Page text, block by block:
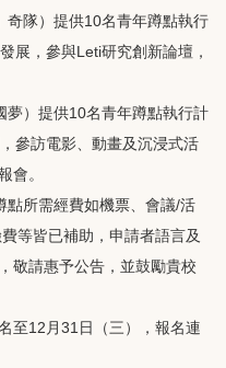
隊）提供10名青年蹲點執行
展，參與Leti研究創新論壇，
）提供10名青年蹲點執行計
參訪電影、動畫及沉浸式活
會。
點所需經費如機票、會議/活
等皆已補助，申請者語言及
敬請惠予公告，並鼓勵貴校
至12月31日（三），報名連